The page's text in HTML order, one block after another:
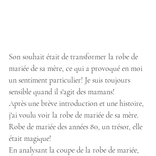
Son souhait était de transformer la robe de
mariée de sa mère, ce qui a provoqué en moi
un sentiment particulier! Je suis toujours
sensible quand il s'agit des mamans!
Après une brève introduction et une histoire,
j'ai voulu voir la robe de mariée de sa mère.
Robe de mariée des années 80, un trésor, elle
était magique!
En analysant la coupe de la robe de mariée,